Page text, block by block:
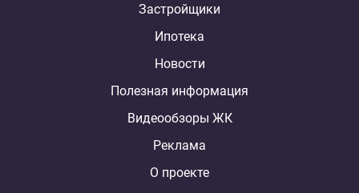
Застройщики
Ипотека
Новости
Полезная информация
Видеообзоры ЖК
Реклама
О проекте